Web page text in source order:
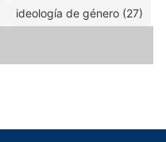
ideología de género (27)